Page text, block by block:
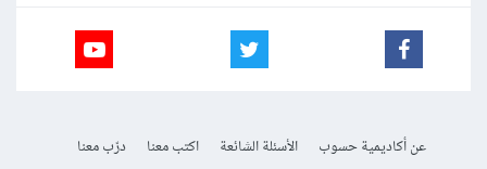
عن أكاديمية حسوب الأسئلة الشائعة اكتب معنا
درّب معنا